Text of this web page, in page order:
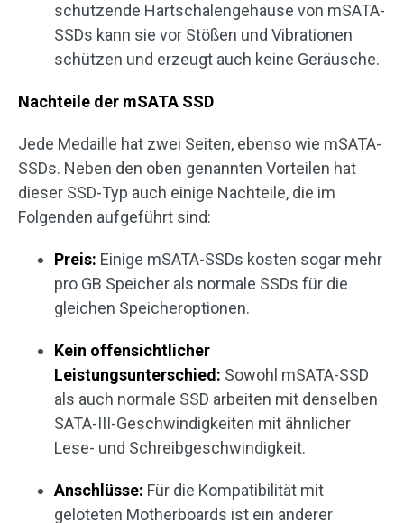
schützende Hartschalengehäuse von mSATA-
SSDs kann sie vor Stößen und Vibrationen
schützen und erzeugt auch keine Geräusche.
Nachteile der mSATA SSD
Jede Medaille hat zwei Seiten, ebenso wie mSATA-
SSDs. Neben den oben genannten Vorteilen hat
dieser SSD-Typ auch einige Nachteile, die im
Folgenden aufgeführt sind:
Preis: Einige mSATA-SSDs kosten sogar mehr
pro GB Speicher als normale SSDs für die
gleichen Speicheroptionen.
Kein offensichtlicher
Leistungsunterschied: Sowohl mSATA-SSD
als auch normale SSD arbeiten mit denselben
SATA-III-Geschwindigkeiten mit ähnlicher
Lese- und Schreibgeschwindigkeit.
Anschlüsse: Für die Kompatibilität mit
gelöteten Motherboards ist ein anderer